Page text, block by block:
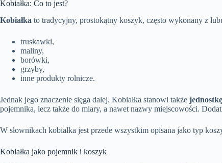
Kobiałka: Co to jest?
Kobiałka to tradycyjny, prostokątny koszyk, często wykonany z
truskawki,
maliny,
borówki,
grzyby,
inne produkty rolnicze.
Jednak jego znaczenie sięga dalej. Kobiałka stanowi także
pojemnika, lecz także do miary, a nawet nazwy miejscowości.
W słownikach kobiałka jest przede wszystkim opisana jako typ
Kobiałka jako pojemnik i koszyk